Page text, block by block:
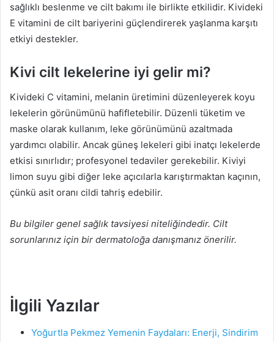
sağlıklı beslenme ve cilt bakımı ile birlikte etkilidir. Kivideki
E vitamini de cilt bariyerini güçlendirerek yaşlanma karşıtı
etkiyi destekler.
Kivi cilt lekelerine iyi gelir mi?
Kivideki C vitamini, melanin üretimini düzenleyerek koyu
lekelerin görünümünü hafifletebilir. Düzenli tüketim ve
maske olarak kullanım, leke görünümünü azaltmada
yardımcı olabilir. Ancak güneş lekeleri gibi inatçı lekelerde
etkisi sınırlıdır; profesyonel tedaviler gerekebilir. Kiviyi
limon suyu gibi diğer leke açıcılarla karıştırmaktan kaçının,
çünkü asit oranı cildi tahriş edebilir.
Bu bilgiler genel sağlık tavsiyesi niteliğindedir. Cilt
sorunlarınız için bir dermatoloğa danışmanız önerilir.
İlgili Yazılar
Yoğurtla Pekmez Yemenin Faydaları: Enerji, Sindirim